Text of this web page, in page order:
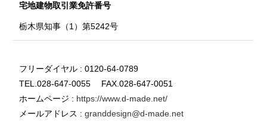
宅地建物取引業免許番号
栃木県知事（1）第5242号
フリーダイヤル : 0120-64-0789
TEL.028-647-0055 FAX.028-647-0051
ホームページ : https://www.d-made.net/
メールアドレス :granddesign@d-made.net